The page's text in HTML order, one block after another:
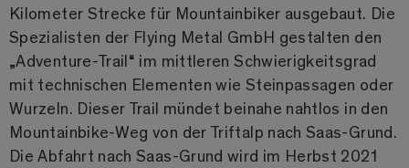
Kilometer Strecke für Mountainbiker ausgebaut. Die
Spezialisten der Flying Metal GmbH gestalten den
„Adventure-Trail“ im mittleren Schwierigkeitsgrad
mit technischen Elementen wie Steinpassagen oder
Wurzeln. Dieser Trail mündet beinahe nahtlos in den
Mountainbike-Weg von der Triftalp nach Saas-Grund.
Die Abfahrt nach Saas-Grund wird im Herbst 2021